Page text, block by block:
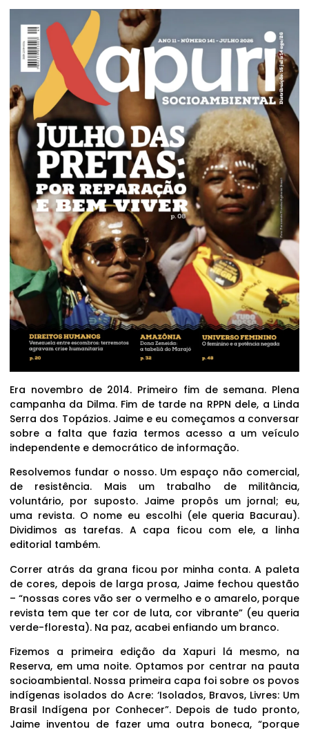
Era novembro de 2014. Primeiro fim de semana. Plena
campanha da Dilma. Fim de tarde na RPPN dele, a Linda
Serra dos Topázios. Jaime e eu começamos a conversar
sobre a falta que fazia termos acesso a um veículo
independente e democrático de informação.
Resolvemos fundar o nosso. Um espaço não comercial,
de resistência. Mais um trabalho de militância,
voluntário, por suposto. Jaime propôs um jornal; eu,
uma revista. O nome eu escolhi (ele queria Bacurau).
Dividimos as tarefas. A capa ficou com ele, a linha
editorial também.
Correr atrás da grana ficou por minha conta. A paleta
de cores, depois de larga prosa, Jaime fechou questão
– “nossas cores vão ser o vermelho e o amarelo, porque
revista tem que ter cor de luta, cor vibrante” (eu queria
verde-floresta). Na paz, acabei enfiando um branco.
Fizemos a primeira edição da Xapuri lá mesmo, na
Reserva, em uma noite. Optamos por centrar na pauta
socioambiental. Nossa primeira capa foi sobre os povos
indígenas isolados do Acre: ‘Isolados, Bravos, Livres: Um
Brasil Indígena por Conhecer”. Depois de tudo pronto,
Jaime inventou de fazer uma outra boneca, “porque